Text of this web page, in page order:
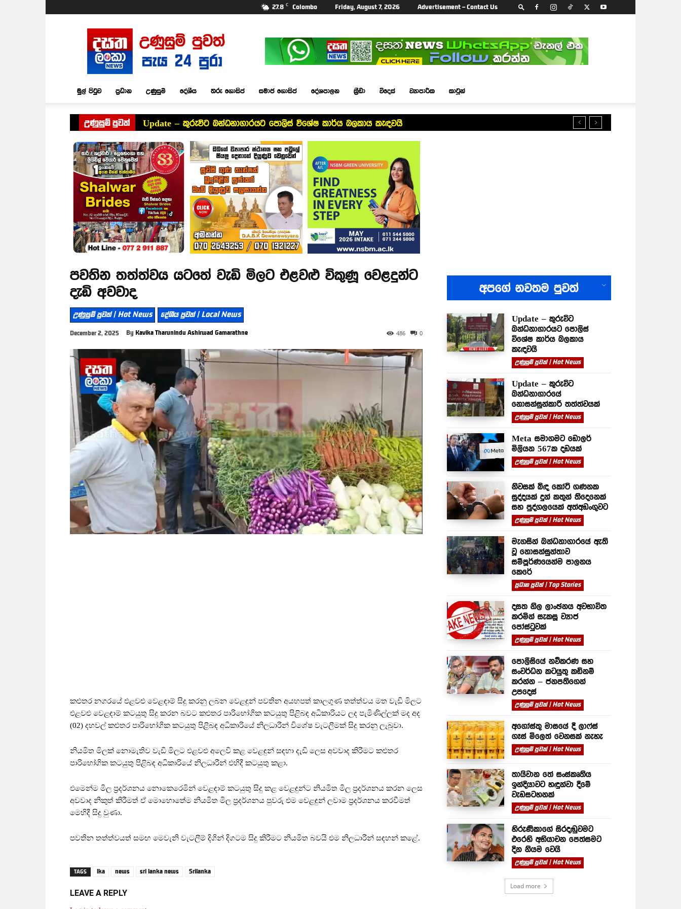
27.8 C Colombo Friday, August 7, 2026 Advertisement – Contact Us
Dasatha
Lanka
News
මුල් පිටුව ප්‍රධාන උණුසුම් දේශීය තරු ගොසිප් සමාජ ගොසිප් දේශපාලන ක්‍රීඩා විදෙස් ව්‍යාපාරික කාටූන්
උණුසුම් පුවත් Update – කුරුවිට බන්ධනාගාරයට පොලිස් විශේෂ කාර්ය බලකාය කැඳවයි
පවතින තත්ත්වය යටතේ වැඩි මිලට එළවළු විකුණූ වෙළදුන්ට
දැඩි අවවාද
උණුසුම් පුවත් | Hot News දේශීය පුවත් | Local News
December 2, 2025 By Kavika Tharunindu Ashirwad Gamarathne 0
486
කළුතර නගරයේ එළවළු වෙළඳාම් සිදු කරනු ලබන වෙළඳුන් පවතින අයහපත් කාලගුණ තත්ත්වය මත වැඩි මිලට
එළවළු වෙළඳාම් කටයුතු සිදු කරන බවට කළුතර පාරිභෝගික කටයුතු පිළිබඳ අධිකාරියට ලද පැමිණිල්ලක් මද අද
(02) දහවල් කළුතර පාරිභෝගික කටයුතු පිළිබඳ අධිකාරියේ නිලධාරීන් විශේෂ වැටලීමක් සිදු කරනු ලැබුවා.
නියමිත මිලක් නොමැතිව වැඩි මිලට එළවළු අලෙවි කළ වෙළඳුන් සඳහා දැඩි ලෙස අවවාද කිරීමට කළුතර
පාරිභෝගික කටයුතු පිළිබඳ අධිකාරියේ නිලධාරීන් එහිදී කටයුතු කළා.
එමෙන්ම මිල ප්‍රදර්ශනය නොකෙරෙමින් වෙළඳාම් කටයුතු සිදු කළ වෙළඳුන්ට නියමිත මිල ප්‍රදර්ශනය කරන ලෙස
අවවාද නිකුත් කිරීමත් ඒ මොහොතේම නියමිත මිල ප්‍රදර්ශනය පුවරු එම වෙළඳුන් ලවාම ප්‍රදර්ශනය කරවීමත්
මෙහිදී සිදු වුණා.
පවතින තත්ත්වයත් සමඟ මෙවැනි වැටලීම් දිගින් දිගටම සිදු කිරීමට නියමිත බවයි එම නිලධාරීන් සඳහන් කළේ.
TAGS lka news sri lanka news Srilanka
LEAVE A REPLY
අපගේ නවතම පුවත්
Update – කුරුවිට
බන්ධනාගාරයට පොලිස්
විශේෂ කාර්ය බලකාය
කැඳවයි
උණුසුම් පුවත් | Hot News
Update – කුරුවිට
බන්ධනාගාරයේ
නොසන්සුන්කාරී තත්ත්වයක්
උණුසුම් පුවත් | Hot News
Meta සමාගමට ඩොලර්
මිලියන 567ක දඩයක්
උණුසුම් පුවත් | Hot News
නිවසක් බිඳ කෝටි ගණනක
සුද්දයක් දුන් කතුන් තිදෙනෙක්
සහ පුද්ගලයෙක් අත්අඩංගුවට
උණුසුම් පුවත් | Hot News
මැගසින් බන්ධනාගාරයේ ඇති
වූ නොසන්සුන්තාව
සම්පූර්ණයෙන්ම පාලනය
කෙරේ
ප්‍රධාන පුවත් | Top Stories
දසත නිල ලාංඡනය අවභාවිත
කරමින් සැකසූ ව්‍යාජ
පෝස්ටුවක්
උණුසුම් පුවත් | Hot News
පොලීසියේ නවීකරණ සහ
සංවර්ධන කටයුතු කඩිනම්
කරන්න – ජනපතිගෙන්
උපදෙස්
උණුසුම් පුවත් | Hot News
අගෝස්තු මාසයේ දී ලාෆ්ස්
ගෑස් මිලෙත් වෙනසක් නැහැ
උණුසුම් පුවත් | Hot News
තායිවාන තේ සංස්කෘතිය
ඉන්දියාවට හඳුන්වා දීමේ
වැඩසටහනක්
උණුසුම් පුවත් | Hot News
හිරුණිකාගේ සිරදඬුවමට
එරෙහි අභියාචන පෙත්සමට
දින නියම වෙයි
උණුසුම් පුවත් | Hot News
Load more